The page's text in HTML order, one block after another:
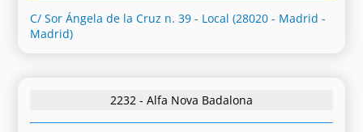
C/ Sor Ángela de la Cruz n. 39 - Local (28020 - Madrid -
Madrid)
2232 - Alfa Nova Badalona